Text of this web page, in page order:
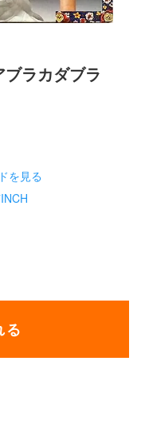
ラカダブラ
を見る
る